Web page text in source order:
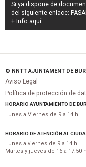
Si ya dispone de
del siguiente enlace:
+ Info aquí.
© NNTT AJUNTAMENT DE
Aviso Legal
Política de protección de
HORARIO AYUNTAMIENTO DE
Lunes a Viernes de 9 a 14 h
HORARIO DE ATENCIÓN AL
Lunes a viernes de 9 a 14 h
Martes y jueves de 16 a 17:50 h